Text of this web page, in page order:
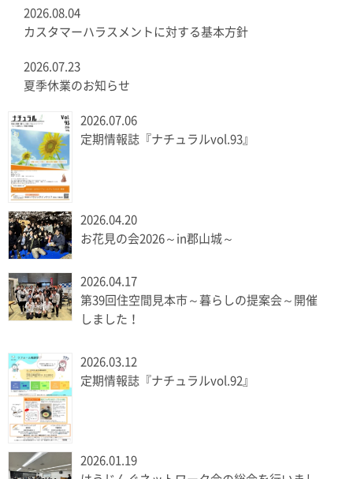
2026.08.04
カスタマーハラスメントに対する基本方針
2026.07.23
夏季休業のお知らせ
2026.07.06
定期情報誌『ナチュラルvol.93』
2026.04.20
お花見の会2026～in郡山城～
2026.04.17
第39回住空間見本市～暮らしの提案会～開催
しました！
2026.03.12
定期情報誌『ナチュラルvol.92』
2026.01.19